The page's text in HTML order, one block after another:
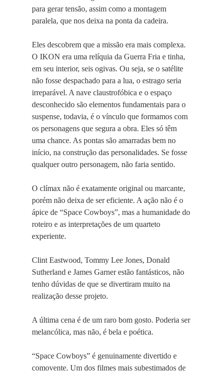
para gerar tensão, assim como a montagem
paralela, que nos deixa na ponta da cadeira.
Eles descobrem que a missão era mais complexa.
O IKON era uma relíquia da Guerra Fria e tinha,
em seu interior, seis ogivas. Ou seja, se o satélite
não fosse despachado para a lua, o estrago seria
irreparável. A nave claustrofóbica e o espaço
desconhecido são elementos fundamentais para o
suspense, todavia, é o vínculo que formamos com
os personagens que segura a obra. Eles só têm
uma chance. As pontas são amarradas bem no
início, na construção das personalidades. Se fosse
qualquer outro personagem, não faria sentido.
O clímax não é exatamente original ou marcante,
porém não deixa de ser eficiente. A ação não é o
ápice de “Space Cowboys”, mas a humanidade do
roteiro e as interpretações de um quarteto
experiente.
Clint Eastwood, Tommy Lee Jones, Donald
Sutherland e James Garner estão fantásticos, não
tenho dúvidas de que se divertiram muito na
realização desse projeto.
A última cena é de um raro bom gosto. Poderia ser
melancólica, mas não, é bela e poética.
“Space Cowboys” é genuinamente divertido e
comovente. Um dos filmes mais subestimados de